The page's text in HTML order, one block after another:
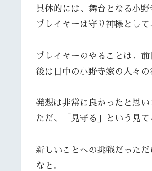
具体的には、舞台となる小野
プレイヤーは守り神様とし
プレイヤーのやることは、
後は日中の小野寺家の人々の
発想は非常に良かったと思い
ただ、「見守る」という見
新しいことへの挑戦だった
なと。